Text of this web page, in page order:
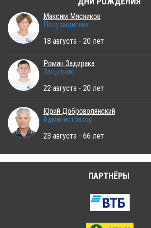
Максим Мясников
Полузащитник
18 августа - 20 лет
Роман Задирака
Защитник
22 августа - 20 лет
Юрий Доброволянский
Администратор
23 августа - 66 лет
ПАРТНЁРЫ